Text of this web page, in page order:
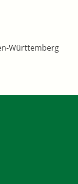
Württemberg